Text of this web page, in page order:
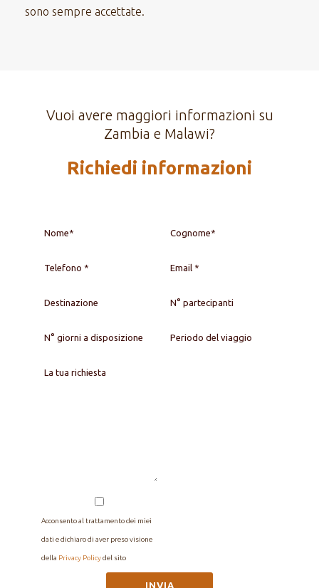
sono sempre accettate.
Vuoi avere maggiori informazioni su
Zambia e Malawi?
Richiedi informazioni
Acconsento al trattamento dei miei
dati e dichiaro di aver preso visione
della Privacy Policydel sito